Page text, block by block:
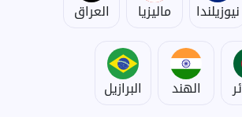
نيوزيلندا ماليزيا العراق
الهند البرازيل